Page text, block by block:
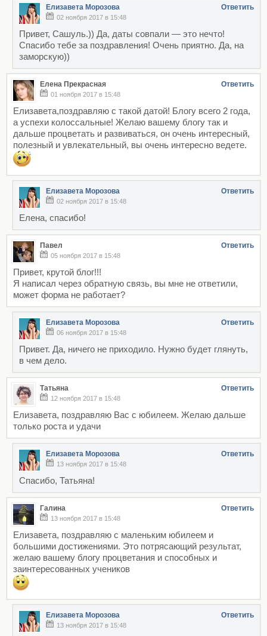
Елизавета Морозова Ответить
02 ноября 2017 в 15:48
Привет, Сашуль.)) Да, даты совпали — это нечто!
Спасибо тебе за поздравления! Очень приятно. Да, на
заморскую))
Елена Прекрасная Ответить
01 ноября 2017 в 15:48
Елизавета,поздравляю с такой датой! Блогу всего 2 года,
а успехи колоссальные! Желаю вашему блогу так и
дальше процветать и развиваться, он очень интересный,
полезный и увлекательный, вы очень интересно ведете.
Елизавета Морозова Ответить
02 ноября 2017 в 15:48
Елена, спасибо!
Павел Ответить
05 ноября 2017 в 15:48
Привет, крутой блог!!!
Я написал через обратную связь, вы мне не ответили,
может форма не работает?
Елизавета Морозова Ответить
06 ноября 2017 в 15:48
Привет. Да, ничего не приходило. Нужно будет глянуть,
в чем дело.
Татьяна Ответить
12 ноября 2017 в 15:48
Елизавета, поздравляю Вас с юбилеем. Желаю дальше
только роста и удачи
Елизавета Морозова Ответить
13 ноября 2017 в 15:48
Спасибо, Татьяна!
Галина Ответить
13 ноября 2017 в 15:48
Елизавета, поздравляю с маленьким юбилеем и
большими достижениями. Это потрясающий результат,
желаю вашему блогу процветания и способных и
заинтересованных учеников
Елизавета Морозова Ответить
13 ноября 2017 в 15:48